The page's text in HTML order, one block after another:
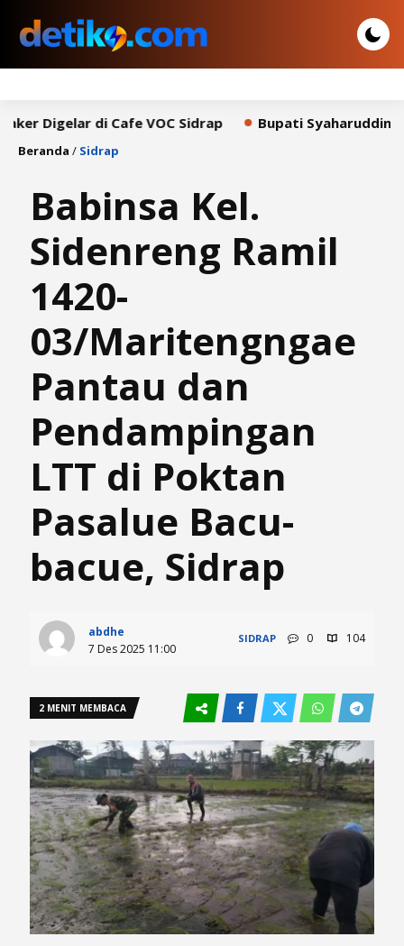
di Cafe VOC Sidrap Bupati Syaharuddin
Beranda / Sidrap
Babinsa Kel.
Sidenreng Ramil
1420-
03/Maritengngae
Pantau dan
Pendampingan
LTT di Poktan
Pasalue Bacu-
bacue, Sidrap
abdhe
7 Des 2025 11:00
SIDRAP 0 104
2 MENIT MEMBACA